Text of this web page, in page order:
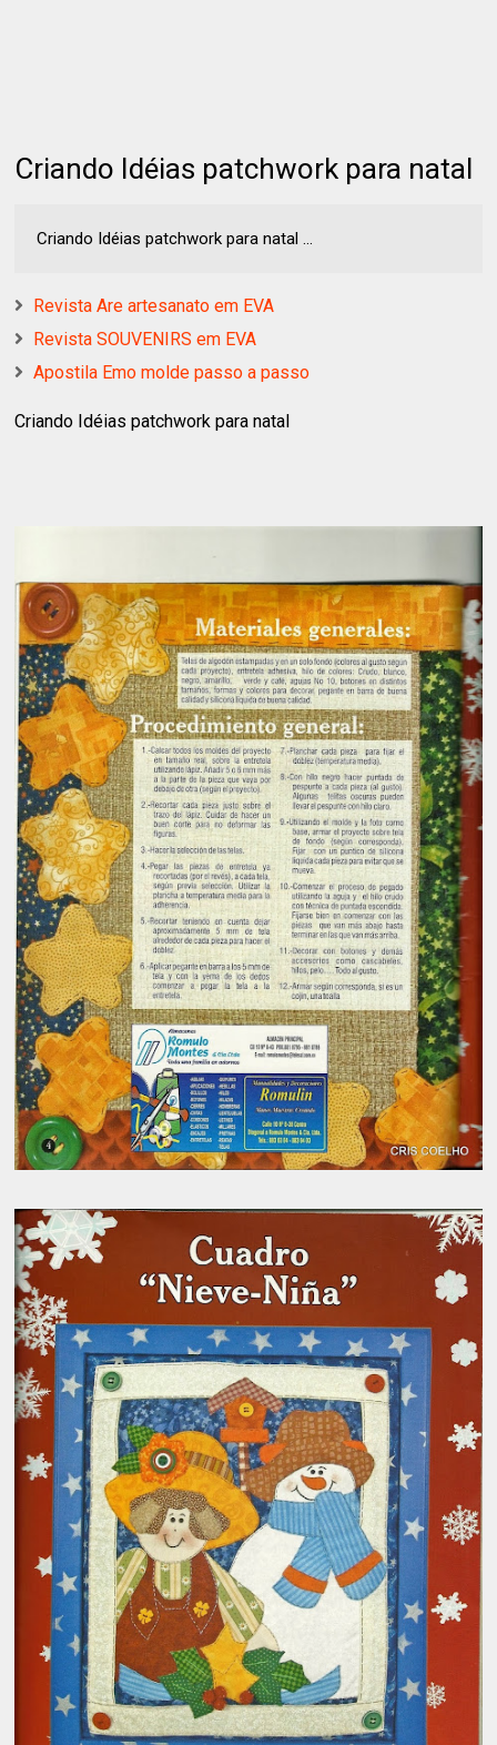
Criando Idéias patchwork para natal
Criando Idéias patchwork para natal ...
Revista Are artesanato em EVA
Revista SOUVENIRS em EVA
Apostila Emo molde passo a passo
Criando Idéias patchwork para natal